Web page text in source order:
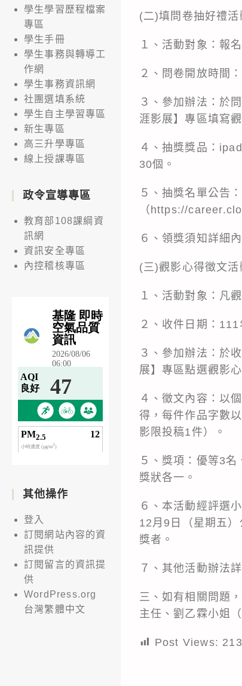
(二)填問卷抽好禮活
１、活動對象：報
２、問卷開放時間
３、參加辦法：於
涯影展】專區填寫
４、抽獎獎品：
30個。
５、抽獎名單公告
（https://
６、領獎須知詳細
(三)觀影心得徵文活
１、活動對象：凡
２、收件日期：
３、參加辦法：於
展】專區點選觀影
４、徵文內容：以
得，每件作品字數
影限投稿1件）。
５、獎項：優等3
獎狀各一。
６、本活動經評選
12月9日（星期五
獎者。
７、其他活動辦法
三、如有相關問題
主任、劉乙霖小姐
Post Views: 213
學生學習歷程檔案
專區
學生手冊
學生事務與轉導工
作網
學生事務資訊網
社團選填系統
學生自主學習專區
新生專區
高三升學專區
線上授課專區
政令宣導專區
教育部108課綱資
訊網
資訊安全專區
內控稽核專區
其他操作
登入
訂閱網站內容的資
訊提供
訂閱留言的資訊提
供
WordPress.org
台灣繁體中文